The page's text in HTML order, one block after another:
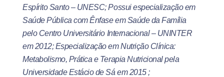
Espírito Santo – UNESC; Possui especialização em
Saúde Pública com Ênfase em Saúde da Família
pelo Centro Universitário Internacional – UNINTER
em 2012; Especialização em Nutrição Clínica:
Metabolismo, Prática e Terapia Nutricional pela
Universidade Estácio de Sá em 2015 ;